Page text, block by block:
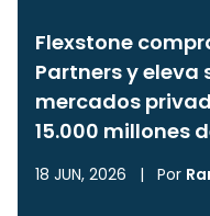
Flexstone
Partners y
mercados
15.000 millones
18 JUN, 2026 | Por